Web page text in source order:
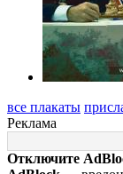
все плакаты
Реклама
Отключите